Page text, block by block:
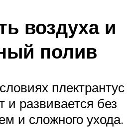
воздуха и
полив
плектрантус
и развивается без
и сложного ухода.